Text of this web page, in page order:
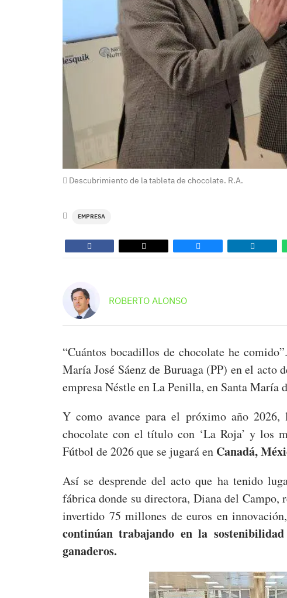
Descubrimiento de la tableta de chocolate. R.A.
EMPRESA
ROBERTO ALONSO
“Cuántos bocadillos de chocolate he
María José Sáenz de Buruaga (PP) en el acto
empresa Néstle en La Penilla, en Santa María
Y como avance para el próximo año 2026,
chocolate con el título con ‘La Roja’ y los
Fútbol de 2026 que se jugará en Canadá,
Así se desprende del acto que ha tenido
fábrica donde su directora, Diana del Campo,
invertido 75 millones de euros en
continúan trabajando en la
ganaderos.